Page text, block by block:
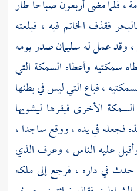
، فلما مضى أربعون صباحا طار
فقذف الخاتم فيه ، فبلعته
وقد عمل لهسليمانصدر يومه
سمكتيه وأعطاه السمكة التي
، فباع التي ليس في بطنها
الأخرى فبقرها ليشويها
فجعله في يده ، ووقع ساجدا ،
عليه الناس ، وعرف الذي
في داره ، فرجع إلى ملكه